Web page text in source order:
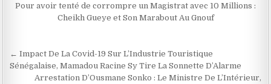
Pour avoir tenté de corrompre un Magistrat avec 10 Millions :
Cheikh Gueye et Son Marabout Au Gnouf
Navigation
de
← Impact De La Covid-19 Sur L’Industrie Touristique
Sénégalaise, Mamadou Racine Sy Tire La Sonnette D’Alarme
Arrestation D’Ousmane Sonko : Le Ministre De L’Intérieur,